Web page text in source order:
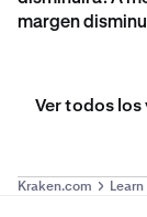
margen
Ver todos
Kraken.com Learn